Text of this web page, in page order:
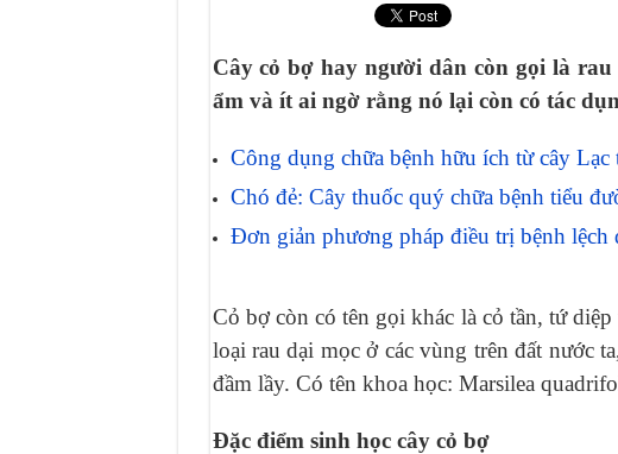
Khám phá cây Đỗ trọng: Bí quyết cho xương khớp
Cát cánh: Hỗ trợ điều trị bệnh đường hô hấp và các
Cây cỏ bợ hay người dân còn gọi là
ẩm và ít ai ngờ rằng nó lại còn có tác
Công dụng chữa bệnh hữu ích từ cây Lạc
Chó đẻ: Cây thuốc quý chữa bệnh tiểu
Đơn giản phương pháp điều trị bệnh lệch
Cỏ bợ còn có tên gọi khác là cỏ tần, tứ
loại rau dại mọc ở các vùng trên đất nước
đầm lầy. Có tên khoa học: Marsilea
Đặc điểm sinh học cây cỏ bợ